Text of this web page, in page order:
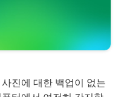
진에 대한 백업이 없는